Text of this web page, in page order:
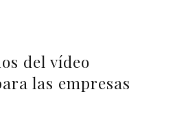
del vídeo
las empresas